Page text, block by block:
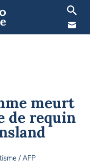
meurt
de requin
/ AFP